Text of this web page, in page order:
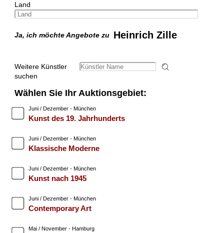
Land
Ja, ich möchte Angebote zu Heinrich Zille
Weitere Künstler
suchen
Wählen Sie Ihr Auktionsgebiet:
Juni / Dezember - München
Kunst des 19. Jahrhunderts
Juni / Dezember - München
Klassische Moderne
Juni / Dezember - München
Kunst nach 1945
Juni / Dezember - München
Contemporary Art
Mai / November - Hamburg